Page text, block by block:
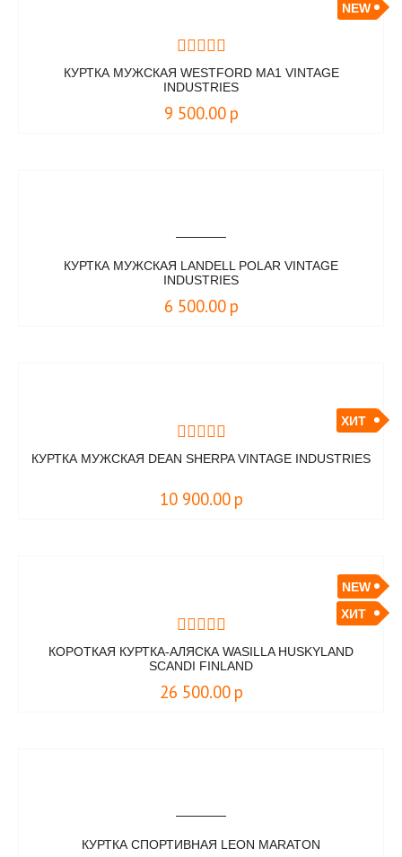
NEW
КУРТКА МУЖСКАЯ WESTFORD MA1 VINTAGE
INDUSTRIES
9 500.00 р
КУРТКА МУЖСКАЯ LANDELL POLAR VINTAGE
INDUSTRIES
6 500.00 р
ХИТ
КУРТКА МУЖСКАЯ DEAN SHERPA VINTAGE INDUSTRIES
10 900.00 р
NEW
ХИТ
КОРОТКАЯ КУРТКА-АЛЯСКА WASILLA HUSKYLAND
SCANDI FINLAND
26 500.00 р
КУРТКА СПОРТИВНАЯ LEON MARATON